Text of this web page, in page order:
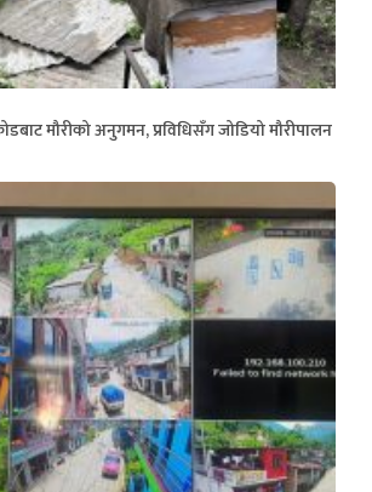
मौरीको अनुगमन, प्रविधिसँग जोडियो मौरीपालन